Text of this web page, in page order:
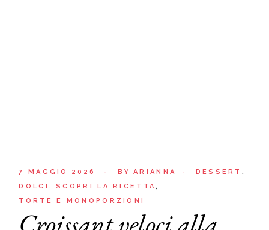
7 MAGGIO 2026 BY ARIANNA
DESSERT
DOLCI
SCOPRI LA RICETTA
TORTE E MONOPORZIONI